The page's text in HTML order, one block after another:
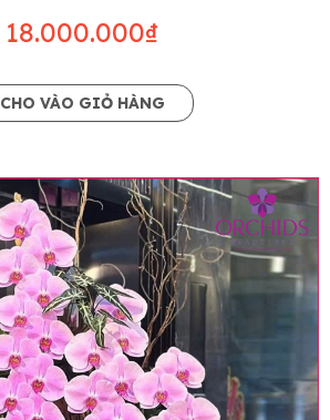
18.000.000₫
CHO VÀO GIỎ HÀNG